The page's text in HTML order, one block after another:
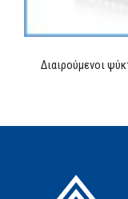
Διαιρούμενοι